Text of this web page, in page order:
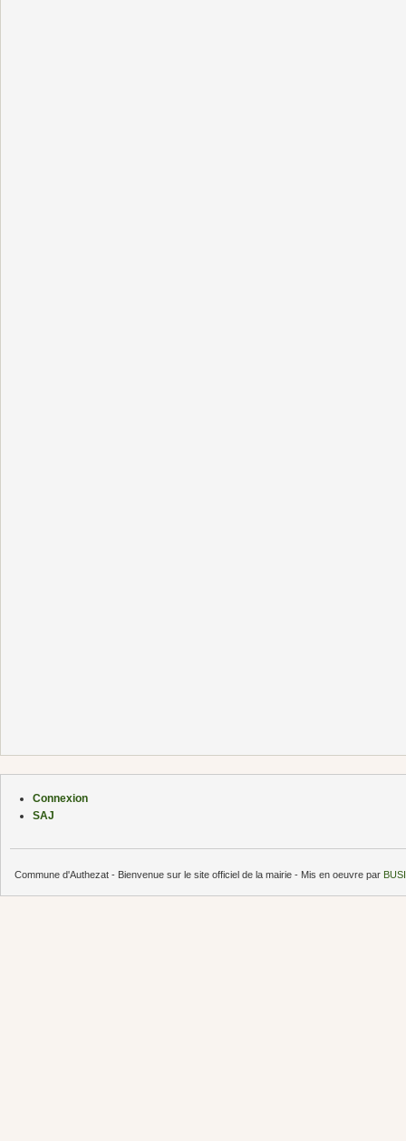
Connexion
SAJ
Commune d'Authezat - Bienvenue sur le site officiel de la mairie - Mis en oeuvre par